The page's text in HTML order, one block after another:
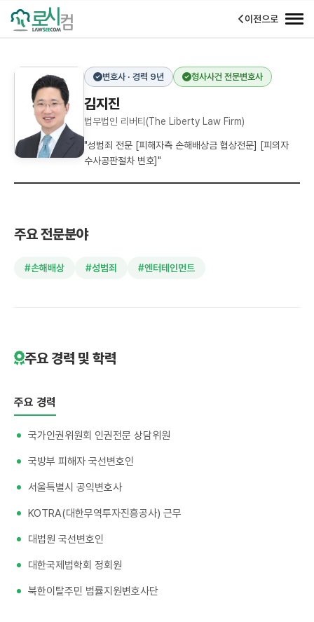
이전으로
변호사 · 경력 9년 형사사건 전문변호사
김지진
법무법인 리버티(The Liberty Law Firm)
"성범죄 전문 [피해자측 손해배상금 협상전문] [피의자
수사공판절차 변호]"
주요 전문분야
#손해배상 #성범죄 #엔터테인먼트
주요 경력 및 학력
주요 경력
국가인권위원회 인권전문 상담위원
국방부 피해자 국선변호인
서울특별시 공익변호사
KOTRA(대한무역투자진흥공사) 근무
대법원 국선변호인
대한국제법학회 정회원
북한이탈주민 법률지원변호사단